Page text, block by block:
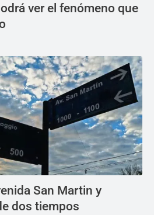
ver el fenómeno que
San Martin y
dos tiempos